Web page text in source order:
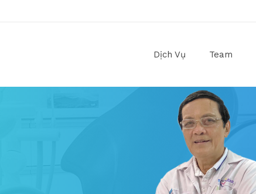
Dịch Vụ Team